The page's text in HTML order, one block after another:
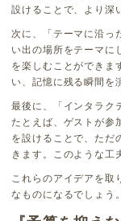
設けることで、より深
次に、「テーマに沿っ
い出の場所をテーマに
を楽しむことができま
い、記憶に残る瞬間を
最後に、「インタラク
たとえば、ゲストが参
を設けることで、ただ
きます。このような工
これらのアイデアを取
なものになるでしょう。